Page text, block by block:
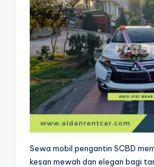
Sewa mobil pengantin SCBD
kesan mewah dan elegan bagi